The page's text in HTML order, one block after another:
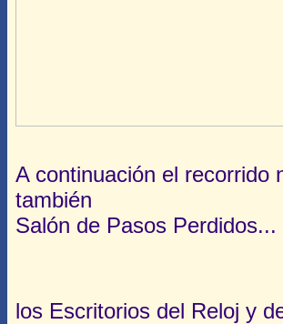
A continuación el recorrido
también
Salón de Pasos Perdidos...
los Escritorios del Reloj y